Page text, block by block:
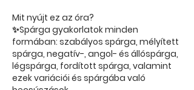
Mit nyújt ez az óra?
✨Spárga gyakorlatok minden
formában: szabályos spárga, mélyített
spárga, negatív-, angol- és állóspárga,
légspárga, fordított spárga, valamint
ezek variációi és spárgába való